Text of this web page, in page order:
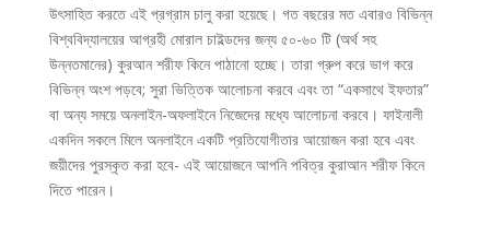
উৎসাহিত করতে এই প্রগ্রাম চালু করা হয়েছে। গত বছরের মত এবারও বিভিন্ন
বিশ্ববিদ্যালয়ের আগ্রহী মোরাল চাইল্ডদের জন্য ৫০-৬০ টি (অর্থ সহ
উন্নতমানের) কুরআন শরীফ কিনে পাঠানো হচ্ছে। তারা গ্রুপ করে ভাগ করে
বিভিন্ন অংশ পড়বে; সুরা ভিত্তিক আলোচনা করবে এবং তা “একসাথে ইফতার”
বা অন্য সময়ে অনলাইন-অফলাইনে নিজেদের মধ্যে আলোচনা করবে। ফাইনালী
একদিন সকলে মিলে অনলাইনে একটি প্রতিযোগীতার আয়োজন করা হবে এবং
জয়ীদের পুরস্কৃত করা হবে- এই আয়োজনে আপনি পবিত্র কুরাআন শরীফ কিনে
দিতে পারেন।